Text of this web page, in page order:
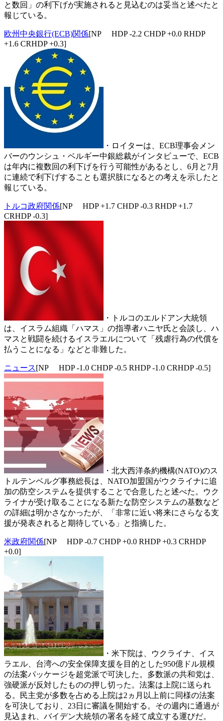
と数回」の利下げが実施されると見込むのは妥当と述べたと
報じている。
欧州中央銀行(ECB)関係[NP HDP -2.2 CHDP +0.0 RHDP
+1.6 CRHDP +0.3]
・ロイターは、ECB理事会メン
バーのウンシュ・ベルギー中銀総裁がインタビューで、ECB
は年内に複数回の利下げを行う可能性があるとし、6月と7月
に連続で利下げすることも選択肢になるとの考えを示したと
報じている。
トルコ政府関係[NP HDP +1.7 CHDP -0.3 RHDP +1.7
CRHDP -0.3]
・トルコのエルドアン大統領
は、イスラム組織「ハマス」の指導者ハニヤ氏と会談し、ハ
マスと戦闘を続けるイスラエルについて「残虐行為の代償を
払うことになる」などと非難した。
ニュース[NP HDP -1.0 CHDP -0.5 RHDP -1.0 CRHDP -0.5]
・北大西洋条約機構(NATO)のス
トルテンベルグ事務総長は、NATO加盟国がウクライナに追
加の防空システムを提供することで合意したと述べた。ウク
ライナが受け取ることになる新たな防空システムの基数など
の詳細は明かさなかったが、「非常に近い将来にさらなる支
援が発表されると期待している」と指摘した。
米政府関係[NP HDP -0.7 CHDP +0.0 RHDP +0.3 CRHDP
+0.0]
・米下院は、ウクライナ、イス
ラエル、台湾への安全保障支援を目的とした950億ドル規模
の法案パッケージを超党派で可決した。多数派の共和党は、
強硬派が反対したものの押し切った。法案は上院に送られ
る。民主党が多数を占める上院は2ヵ月以上前に同様の法案
を可決しており、23日に審議を開始する。その週内に通過が
見込まれ、バイデン大統領の署名を経て成立する運びだ。